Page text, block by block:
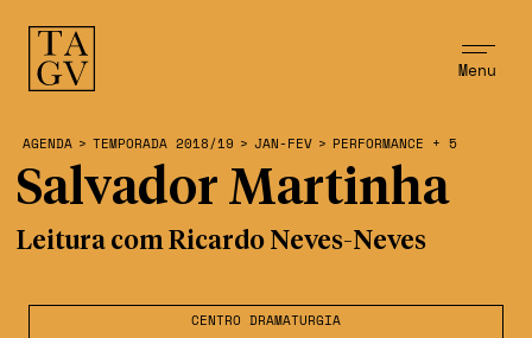
Menu
CENTRO DRAMATURGIA
AGENDA > TEMPORADA 2018/19 > JAN-FEV > PERFORMANCE + 5
Salvador Martinha
Leitura com Ricardo Neves-Neves